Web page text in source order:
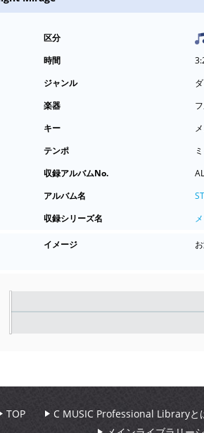
区分
時間
ジャンル
楽器
キー
テンポ
収録アルバムNo.
アルバム名
収録シリーズ名
イメージ
TOP C MUSIC Professional Libraryと